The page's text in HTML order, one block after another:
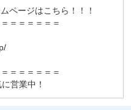
ページはこちら！！！
＝＝＝＝＝＝
＝＝＝＝＝＝
営業中！